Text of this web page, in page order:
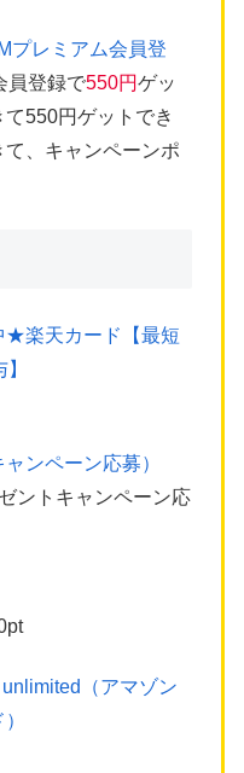
プレミアム会員登
員登録で550円ゲッ
て550円ゲットでき
、キャンペーンポ
★楽天カード【最短
ンペーン応募）
ントキャンペーン応
（アマゾン